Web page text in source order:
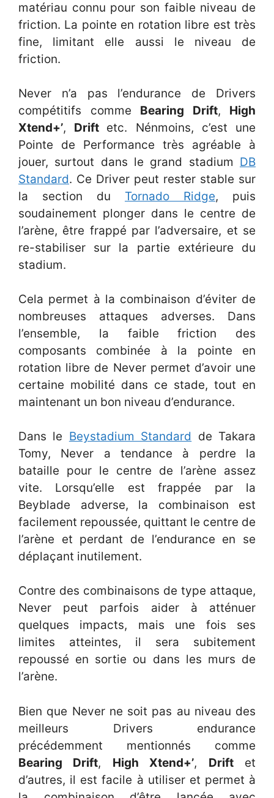
matériau connu pour son faible niveau de
friction. La pointe en rotation libre est très
fine, limitant elle aussi le niveau de
friction.
Never n’a pas l’endurance de Drivers
compétitifs comme Bearing Drift, High
Xtend+’, Drift etc. Nénmoins, c’est une
Pointe de Performance très agréable à
jouer, surtout dans le grand stadium DB
Standard. Ce Driver peut rester stable sur
la section du Tornado Ridge, puis
soudainement plonger dans le centre de
l’arène, être frappé par l’adversaire, et se
re-stabiliser sur la partie extérieure du
stadium.
Cela permet à la combinaison d’éviter de
nombreuses attaques adverses. Dans
l’ensemble, la faible friction des
composants combinée à la pointe en
rotation libre de Never permet d’avoir une
certaine mobilité dans ce stade, tout en
maintenant un bon niveau d’endurance.
Dans le Beystadium Standard de Takara
Tomy, Never a tendance à perdre la
bataille pour le centre de l’arène assez
vite. Lorsqu’elle est frappée par la
Beyblade adverse, la combinaison est
facilement repoussée, quittant le centre de
l’arène et perdant de l’endurance en se
déplaçant inutilement.
Contre des combinaisons de type attaque,
Never peut parfois aider à atténuer
quelques impacts, mais une fois ses
limites atteintes, il sera subitement
repoussé en sortie ou dans les murs de
l’arène.
Bien que Never ne soit pas au niveau des
meilleurs Drivers endurance
précédemment mentionnés comme
Bearing Drift, High Xtend+’, Driftet
d’autres, il est facile à utiliser et permet à